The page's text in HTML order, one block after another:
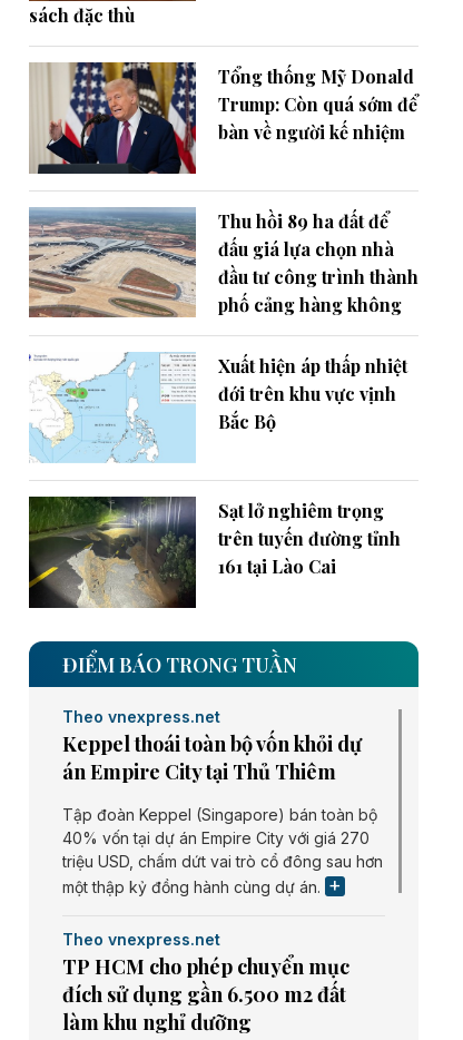
sách đặc thù
Tổng thống Mỹ Donald
Trump: Còn quá sớm để
bàn về người kế nhiệm
Thu hồi 89 ha đất để
đấu giá lựa chọn nhà
đầu tư công trình thành
phố cảng hàng không
Xuất hiện áp thấp nhiệt
đới trên khu vực vịnh
Bắc Bộ
Sạt lở nghiêm trọng
trên tuyến đường tỉnh
161 tại Lào Cai
ĐIỂM BÁO TRONG TUẦN
Theo vnexpress.net
Keppel thoái toàn bộ vốn khỏi dự
án Empire City tại Thủ Thiêm
Tập đoàn Keppel (Singapore) bán toàn bộ
40% vốn tại dự án Empire City với giá 270
triệu USD, chấm dứt vai trò cổ đông sau hơn
một thập kỷ đồng hành cùng dự án.
Theo vnexpress.net
TP HCM cho phép chuyển mục
đích sử dụng gần 6.500 m2 đất
làm khu nghỉ dưỡng